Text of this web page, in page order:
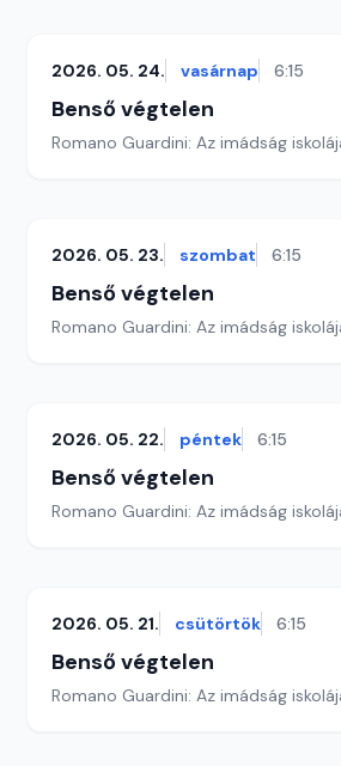
2026. 05. 24. vasárnap 6:15
Benső végtelen
2026. 05. 23. szombat 6:15
Benső végtelen
2026. 05. 22. péntek 6:15
Benső végtelen
2026. 05. 21. csütörtök 6:15
Benső végtelen